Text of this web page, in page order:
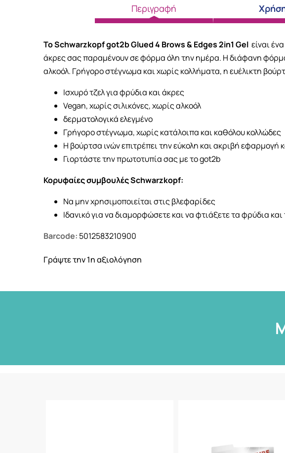
Περιγραφή
Το Schwarzkopf got2b Glued 4 Brows & Edges 2in1 Gel είναι
άκρες σας παραμένουν σε φόρμα όλη την ημέρα. Η διάφανη
αλκοόλ. Γρήγορο στέγνωμα και χωρίς κολλήματα, η ευέλικτη
Ισχυρό τζελ για φρύδια και άκρες
Vegan, χωρίς σιλικόνες, χωρίς αλκοόλ
δερματολογικά ελεγμένο
Γρήγορο στέγνωμα, χωρίς κατάλοιπα και καθόλου κολλώδες
Η βούρτσα ινών επιτρέπει την εύκολη και ακριβή εφαρμογή
Γιορτάστε την πρωτοτυπία σας με το got2b
Κορυφαίες συμβουλές Schwarzkopf:
Να μην χρησιμοποιείται στις βλεφαρίδες
Ιδανικό για να διαμορφώσετε και να φτιάξετε τα φρύδια
Barcode: 5012583210900
Γράψτε την 1η αξιολόγηση